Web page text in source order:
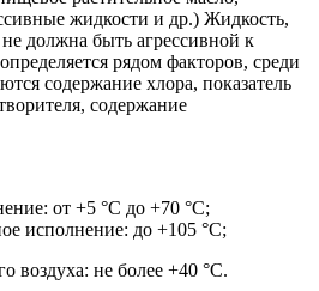
жидкости и др.) Жидкость,
должна быть агрессивной к
рядом факторов, среди
содержание хлора, показатель
содержание
от +5 °С до +70 °С;
исполнение: до +105 °С;
воздуха: не более +40 °С.